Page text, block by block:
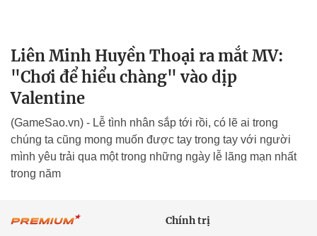
Liên Minh Huyền Thoại ra mắt MV:
"Chơi để hiểu chàng" vào dịp
Valentine
(GameSao.vn) - Lễ tình nhân sắp tới rồi, có lẽ ai trong
chúng ta cũng mong muốn được tay trong tay với người
mình yêu trải qua một trong những ngày lễ lãng mạn nhất
trong năm
Chính trị